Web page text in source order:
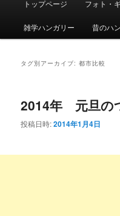
メ
イ
ン
サ
ブ
テ
トップページ フォト・
雑学ハンガリー 昔のハ
タグ別アーカイブ:都市比較
2014年 元旦の
投稿日時:2014年1月4日